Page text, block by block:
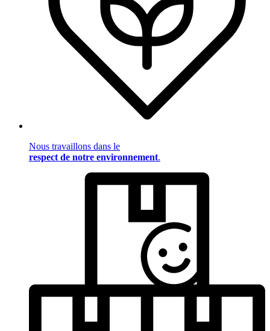
Nous travaillons dans le
respect de notre environnement.